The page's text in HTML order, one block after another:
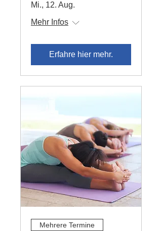
Mi., 12. Aug.
Mehr Infos
Erfahre hier mehr.
Mehrere Termine